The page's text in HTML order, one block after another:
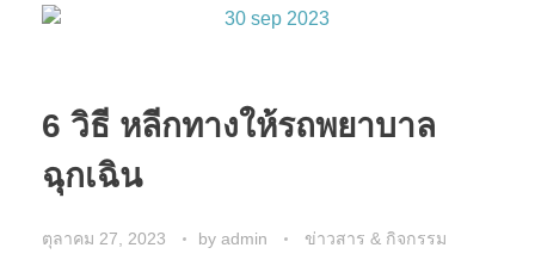
6 วิธี หลีกทางให้รถพยาบาล
ฉุกเฉิน
ตุลาคม 27, 2023 by admin ข่าวสาร & กิจกรรม